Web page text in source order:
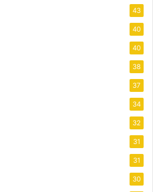
43
40
40
38
37
34
32
31
31
30